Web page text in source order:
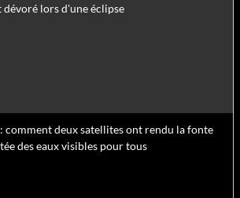
dévoré lors d'une éclipse
: comment deux satellites ont rendu la fonte
des eaux visibles pour tous